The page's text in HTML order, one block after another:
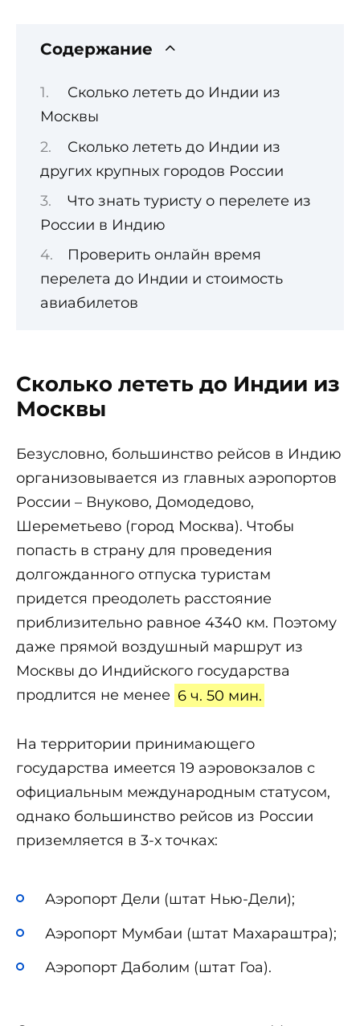
Содержание
Сколько лететь до Индии из
Москвы
Сколько лететь до Индии из
других крупных городов России
Что знать туристу о перелете из
России в Индию
Проверить онлайн время
перелета до Индии и стоимость
авиабилетов
Сколько лететь до Индии из
Москвы
Безусловно, большинство рейсов в Индию
организовывается из главных аэропортов
России – Внуково, Домодедово,
Шереметьево (город Москва). Чтобы
попасть в страну для проведения
долгожданного отпуска туристам
придется преодолеть расстояние
приблизительно равное 4340 км. Поэтому
даже прямой воздушный маршрут из
Москвы до Индийского государства
продлится не менее 6 ч. 50 мин.
На территории принимающего
государства имеется 19 аэровокзалов с
официальным международным статусом,
однако большинство рейсов из России
приземляется в 3-х точках:
Аэропорт Дели (штат Нью-Дели);
Аэропорт Мумбаи (штат Махараштра);
Аэропорт Даболим (штат Гоа).